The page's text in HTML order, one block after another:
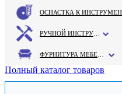
Полный каталог товаров